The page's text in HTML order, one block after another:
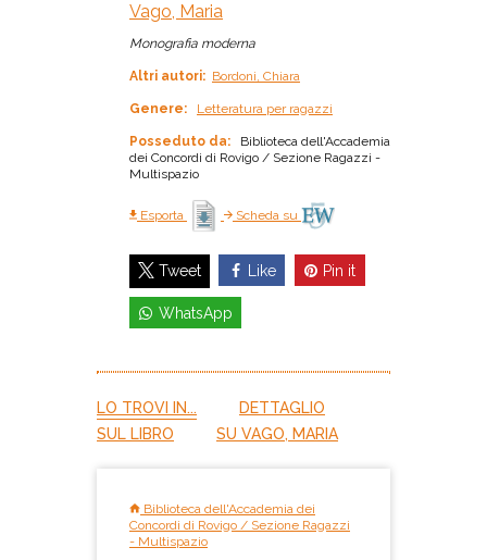
Vago, Maria
Monografia moderna
Altri autori: Bordoni, Chiara
Genere: Letteratura per ragazzi
Posseduto da:
Biblioteca dell'Accademia
dei Concordi di Rovigo / Sezione Ragazzi -
Multispazio
Esporta Scheda su
Tweet Like Pin it
WhatsApp
LO TROVI IN...
DETTAGLIO
SUL LIBRO
SU VAGO, MARIA
Biblioteca dell'Accademia dei
Concordi di Rovigo / Sezione Ragazzi
- Multispazio